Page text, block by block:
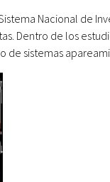
Nacional de
Dentro de los
de sistemas